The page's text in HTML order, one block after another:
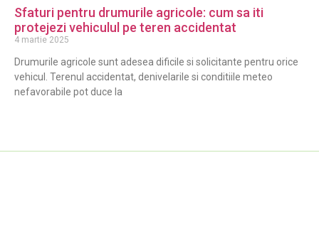
Sfaturi pentru drumurile agricole: cum sa iti
protejezi vehiculul pe teren accidentat
4 martie 2025
Drumurile agricole sunt adesea dificile si solicitante pentru orice
vehicul. Terenul accidentat, denivelarile si conditiile meteo
nefavorabile pot duce la